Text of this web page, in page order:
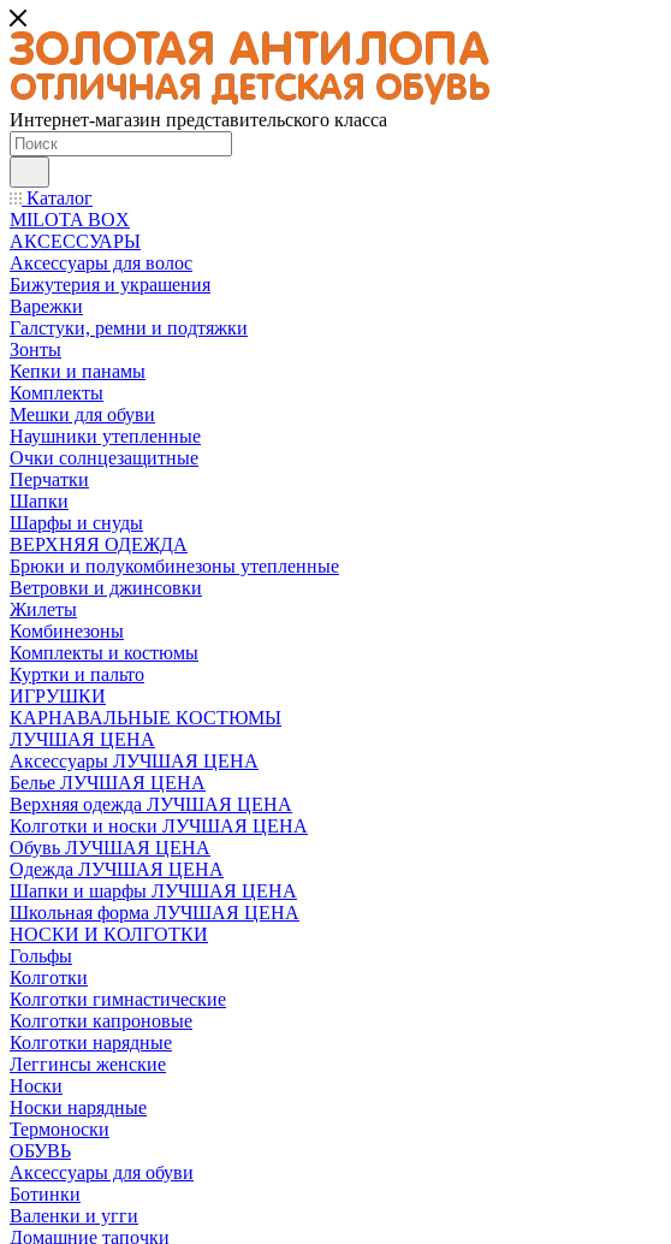
Интернет-магазин представительского класса
Каталог
MILOTA BOX
АКСЕССУАРЫ
Аксессуары для волос
Бижутерия и украшения
Варежки
Галстуки, ремни и подтяжки
Зонты
Кепки и панамы
Комплекты
Мешки для обуви
Наушники утепленные
Очки солнцезащитные
Перчатки
Шапки
Шарфы и снуды
ВЕРХНЯЯ ОДЕЖДА
Брюки и полукомбинезоны утепленные
Ветровки и джинсовки
Жилеты
Комбинезоны
Комплекты и костюмы
Куртки и пальто
ИГРУШКИ
КАРНАВАЛЬНЫЕ КОСТЮМЫ
ЛУЧШАЯ ЦЕНА
Аксессуары ЛУЧШАЯ ЦЕНА
Белье ЛУЧШАЯ ЦЕНА
Верхняя одежда ЛУЧШАЯ ЦЕНА
Колготки и носки ЛУЧШАЯ ЦЕНА
Обувь ЛУЧШАЯ ЦЕНА
Одежда ЛУЧШАЯ ЦЕНА
Шапки и шарфы ЛУЧШАЯ ЦЕНА
Школьная форма ЛУЧШАЯ ЦЕНА
НОСКИ И КОЛГОТКИ
Гольфы
Колготки
Колготки гимнастические
Колготки капроновые
Колготки нарядные
Леггинсы женские
Носки
Носки нарядные
Термоноски
ОБУВЬ
Аксессуары для обуви
Ботинки
Валенки и угги
Домашние тапочки